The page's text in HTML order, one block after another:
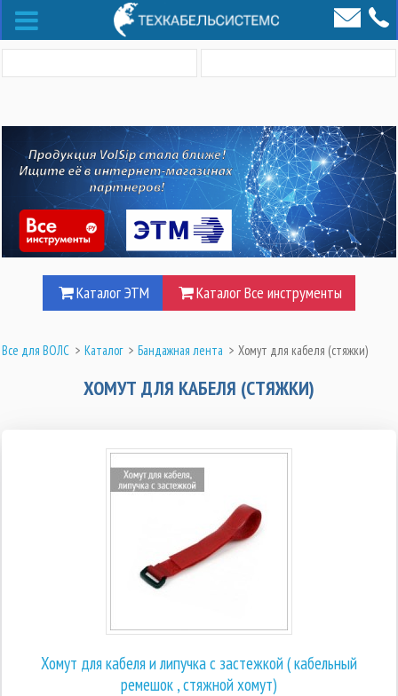
Каталог ЭТМ Каталог Все инструменты
Все для ВОЛС > Каталог > Бандажная лента > Хомут для кабеля (стяжки)
ХОМУТ ДЛЯ КАБЕЛЯ (СТЯЖКИ)
Хомут для кабеля и липучка с застежкой ( кабельный
ремешок , стяжной хомут)